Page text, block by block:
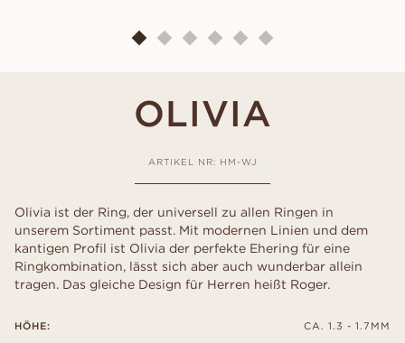
OLIVIA
ARTIKEL NR: HM-WJ
Olivia ist der Ring, der universell zu allen Ringen in
unserem Sortiment passt. Mit modernen Linien und dem
kantigen Profil ist Olivia der perfekte Ehering für eine
Ringkombination, lässt sich aber auch wunderbar allein
tragen. Das gleiche Design für Herren heißt Roger.
HÖHE: CA. 1.3 - 1.7MM